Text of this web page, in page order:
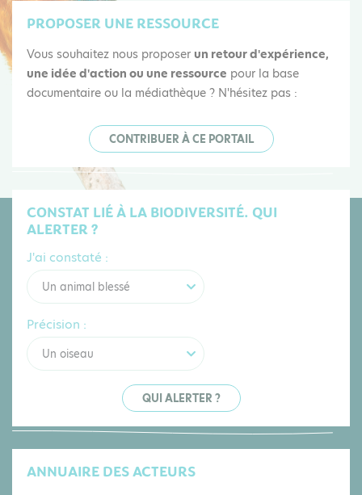
PROPOSER UNE RESSOURCE
Vous souhaitez nous proposerun retour d'expérience,
documentaire ou la médiathèque ? N'hésitez pas :
CONTRIBUER À CE PORTAIL
CONSTAT LIÉ À LA BIODIVERSITÉ. QUI
ALERTER ?
J'ai constaté :
Un animal blessé
Précision :
QUI ALERTER ?